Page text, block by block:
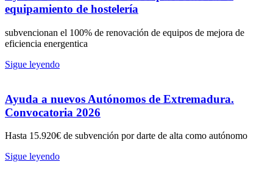
equipamiento de hostelería
subvencionan el 100% de renovación de equipos de mejora de
eficiencia energentica
Sigue leyendo
Ayuda a nuevos Autónomos de Extremadura.
Convocatoria 2026
Hasta 15.920€ de subvención por darte de alta como autónomo
Sigue leyendo